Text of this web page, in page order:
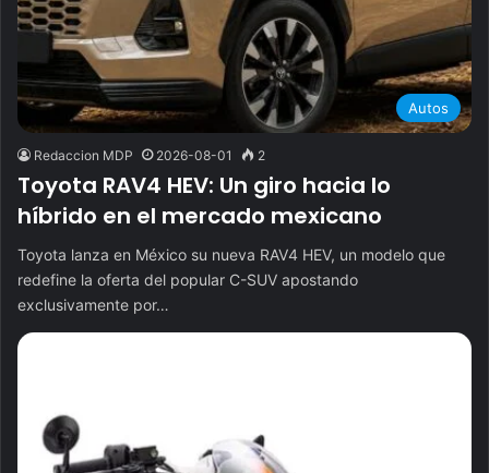
Autos
Redaccion MDP 2026-08-01 2
Toyota RAV4 HEV: Un giro hacia lo
híbrido en el mercado mexicano
Toyota lanza en México su nueva RAV4 HEV, un modelo que
redefine la oferta del popular C-SUV apostando
exclusivamente por…